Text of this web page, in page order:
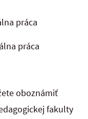
práca
práca
oboznámiť
fakulty